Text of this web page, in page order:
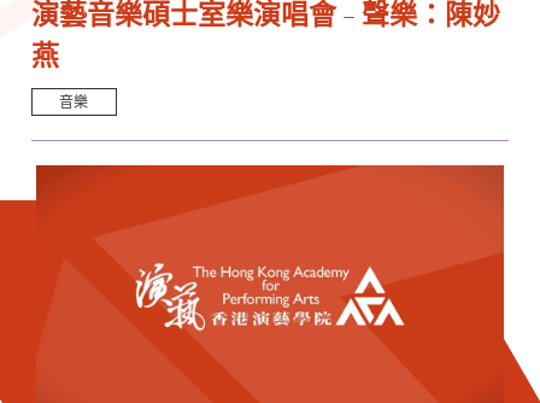
演藝音樂碩士室樂演唱會 - 聲樂：陳妙
燕
音樂